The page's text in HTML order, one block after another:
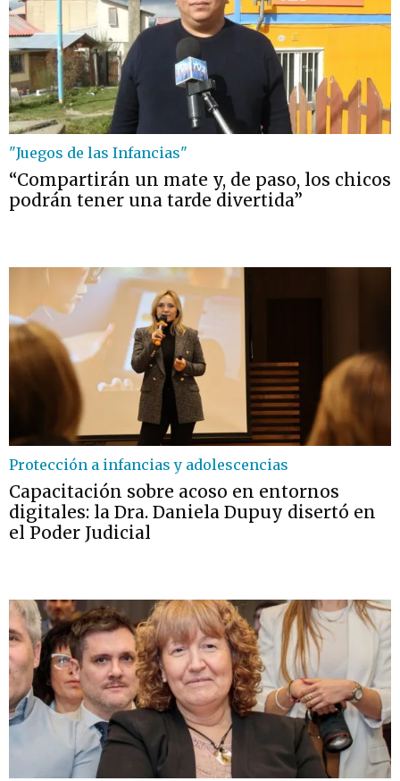
"Juegos de las Infancias"
“Compartirán un mate y, de paso, los chicos
podrán tener una tarde divertida”
Protección a infancias y adolescencias
Capacitación sobre acoso en entornos
digitales: la Dra. Daniela Dupuy disertó en
el Poder Judicial